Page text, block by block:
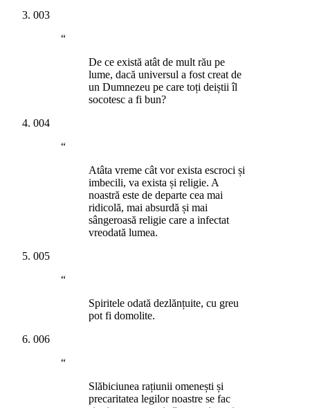
003
“
De ce există atât de mult rău pe
lume, dacă universul a fost creat de
un Dumnezeu pe care toți deiștii îl
socotesc a fi bun?
004
“
Atâta vreme cât vor exista escroci și
imbecili, va exista și religie. A
noastră este de departe cea mai
ridicolă, mai absurdă și mai
sângeroasă religie care a infectat
vreodată lumea.
005
“
Spiritele odată dezlănțuite, cu greu
pot fi domolite.
006
“
Slăbiciunea rațiunii omenești și
precaritatea legilor noastre se fac